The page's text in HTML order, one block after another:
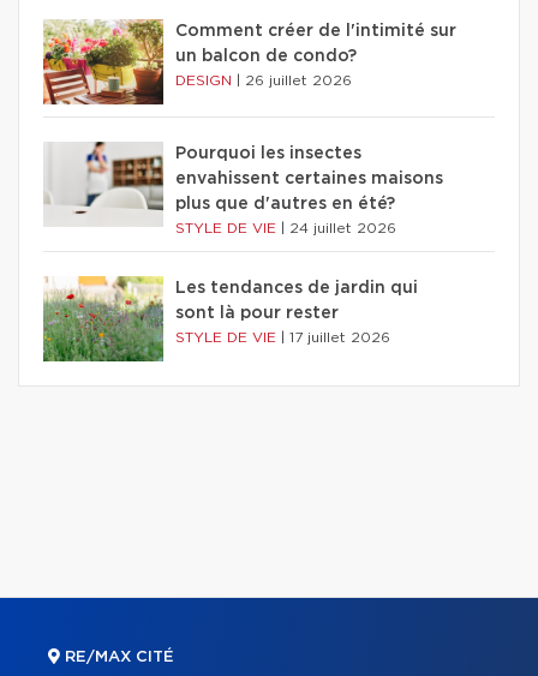
Comment créer de l'intimité sur
un balcon de condo?
DESIGN 26 juillet 2026
Pourquoi les insectes
envahissent certaines maisons
plus que d'autres en été?
STYLE DE VIE 24 juillet 2026
Les tendances de jardin qui
sont là pour rester
STYLE DE VIE 17 juillet 2026
RE/MAX CITÉ